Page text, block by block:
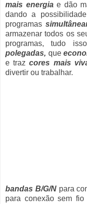
mais energiae dão
dando a
programas
armazenar todos os
programas, tudo
polegadas, que
e trazcores mais
divertir ou trabalhar.
bandas B/G/Npara
para conexão sem